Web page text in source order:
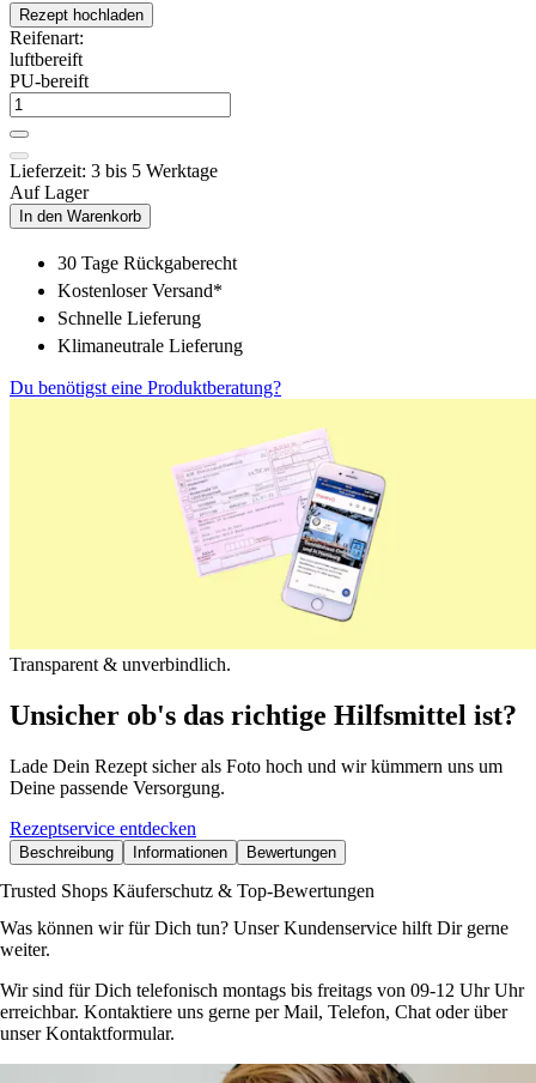
Rezept hochladen
Reifenart:
luftbereift
PU-bereift
Lieferzeit: 3 bis 5 Werktage
Auf Lager
In den Warenkorb
30 Tage Rückgaberecht
Kostenloser Versand*
Schnelle Lieferung
Klimaneutrale Lieferung
Du benötigst eine Produktberatung?
Transparent & unverbindlich.
Unsicher ob's das richtige Hilfsmittel ist?
Lade Dein Rezept sicher als Foto hoch und wir kümmern uns um
Deine passende Versorgung.
Rezeptservice entdecken
Beschreibung Informationen Bewertungen
Trusted Shops Käuferschutz & Top-Bewertungen
Was können wir für Dich tun? Unser Kundenservice hilft Dir gerne
weiter.
Wir sind für Dich telefonisch montags bis freitags von 09-12 Uhr Uhr
erreichbar. Kontaktiere uns gerne per Mail, Telefon, Chat oder über
unser Kontaktformular.